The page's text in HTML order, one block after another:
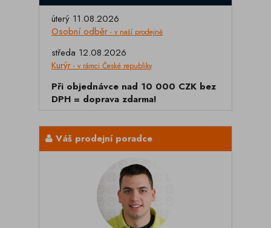
úterý 11.08.2026
Osobní odběr - v naší prodejně
středa 12.08.2026
Kurýr - v rámci České republiky
Při objednávce nad 10 000 CZK bez
DPH = doprava zdarma!
Váš prodejní poradce